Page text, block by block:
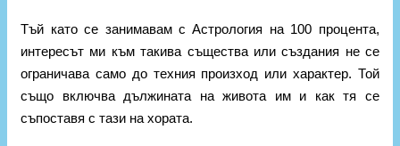
Тъй като се занимавам с Астрология на 100 процента,
интересът ми към такива същества или създания не се
ограничава само до техния произход или характер. Той
също включва дължината на живота им и как тя се
съпоставя с тази на хората.